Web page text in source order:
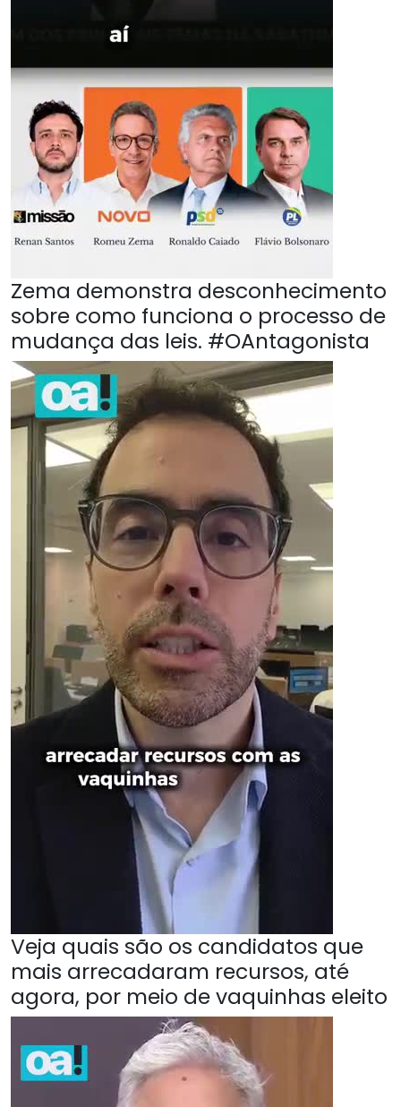
Zema demonstra desconhecimento
sobre como funciona o processo de
mudança das leis. #OAntagonista
Veja quais são os candidatos que
mais arrecadaram recursos, até
agora, por meio de vaquinhas eleito